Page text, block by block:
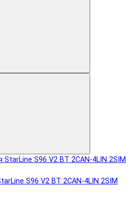
S96 V2 BT 2CAN-4LIN 2SIM